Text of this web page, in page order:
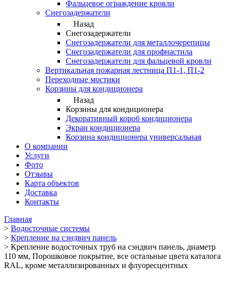
Фальцевое ограждение кровли
Снегозадержатели
Назад
Снегозадержатели
Снегозадержатели для металлочерепицы
Снегозадержатели для профнастила
Снегозадержатели для фальцевой кровли
Вертикальная пожарная лестница П1-1, П1-2
Переходные мостики
Корзины для кондиционера
Назад
Корзины для кондиционера
Декоративный короб кондиционера
Экран кондиционера
Корзина кондиционера универсальная
О компании
Услуги
Фото
Отзывы
Карта объектов
Доставка
Контакты
Главная
> Водосточные системы
> Крепление на сэндвич панель
> Крепление водосточных труб на сэндвич панель, диаметр
110 мм, Порошковое покрытие, все остальные цвета каталога
RAL, кроме металлизированных и флуоресцентных